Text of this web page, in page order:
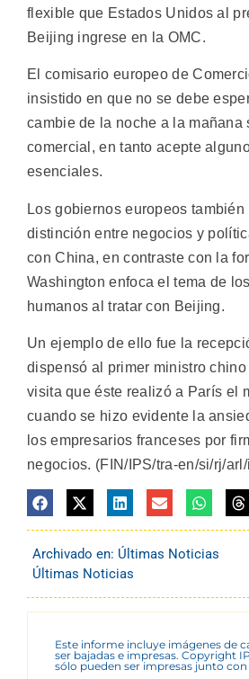
flexible que Estados Unidos al
Beijing ingrese en la OMC.
El comisario europeo de
insistido en que no se debe
cambie de la noche a la mañana
comercial, en tanto acepte
esenciales.
Los gobiernos europeos también
distinción entre negocios y
con China, en contraste con la
Washington enfoca el tema de
humanos al tratar con Beijing.
Un ejemplo de ello fue la
dispensó al primer ministro
visita que éste realizó a París el
cuando se hizo evidente la
los empresarios franceses por
negocios. (FIN/IPS/tra-en/si/rj/
Archivado en: Últimas Noticias
Últimas Noticias
Este informe incluye imágenes de
ser bajadas e impresas. Copyright
sólo pueden ser impresas junto